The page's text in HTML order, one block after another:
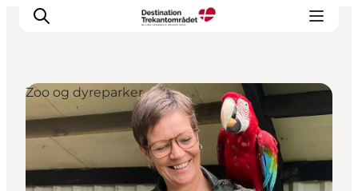
LEGOLAND® Billund Resort
Byer
Det sker
Zoo og dyreparker